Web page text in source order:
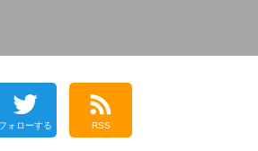
フォローする RSS